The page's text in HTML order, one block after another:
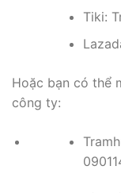
Tiki:
Hoặc bạn có thể